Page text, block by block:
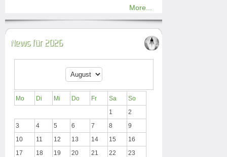
More...
News für 2026
Mo Di Mi Do Fr Sa
So
1
2
3
4 5 6 7 8
9
10
11 12 13 14 15
16
17
18 19 20 21 22
23